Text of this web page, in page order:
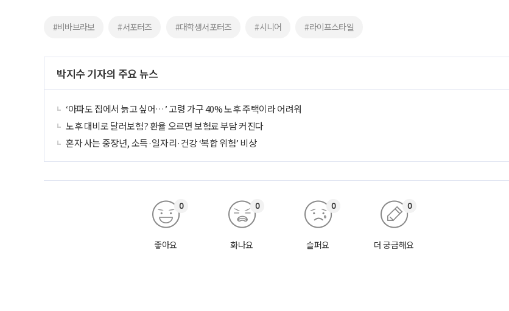
#비바브라보 #서포터즈 #대학생서포터즈 #시니어 #라이프스타일
박지수 기자의 주요 뉴스
‘아파도 집에서 늙고 싶어…’ 고령 가구 40% 노후 주택이라 어려워
노후 대비로 달러보험? 환율 오르면 보험료 부담 커진다
혼자 사는 중장년, 소득·일자리·건강 ‘복합 위험’ 비상
좋아요
0
화나요
0
슬퍼요
0
더 궁금해요
0